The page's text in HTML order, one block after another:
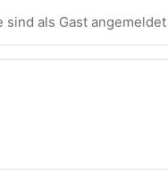
sind als Gast